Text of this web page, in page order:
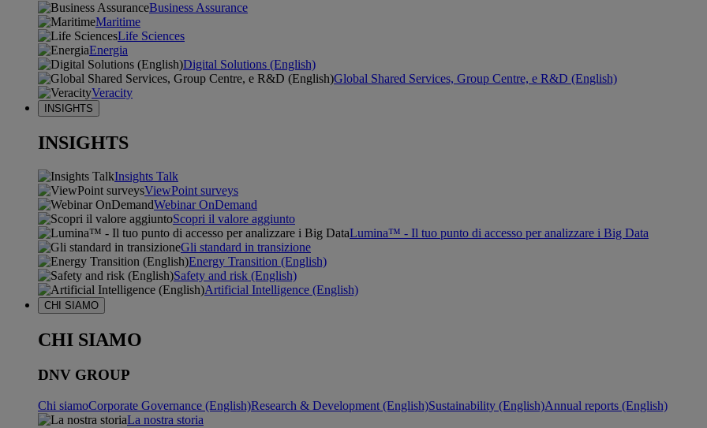
Business Assurance
Maritime
Life Sciences
Energia
Digital Solutions (English)
Global Shared Services, Group Centre, e R&D (English)
Veracity
INSIGHTS
INSIGHTS
Insights Talk
ViewPoint surveys
Webinar OnDemand
Scopri il valore aggiunto
Lumina™ - Il tuo punto di accesso per analizzare i Big Data
Gli standard in transizione
Energy Transition (English)
Safety and risk (English)
Artificial Intelligence (English)
CHI SIAMO
CHI SIAMO
DNV GROUP
Chi siamoCorporate Governance (English)Research & Development (English)Sustainability (English)Annual reports (English)
La nostra storia